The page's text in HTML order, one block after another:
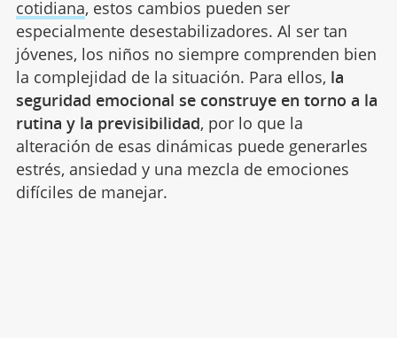
cotidiana, estos cambios pueden ser
especialmente desestabilizadores. Al ser tan
jóvenes, los niños no siempre comprenden bien
la complejidad de la situación. Para ellos, la
seguridad emocional se construye en torno a la
rutina y la previsibilidad, por lo que la
alteración de esas dinámicas puede generarles
estrés, ansiedad y una mezcla de emociones
difíciles de manejar.